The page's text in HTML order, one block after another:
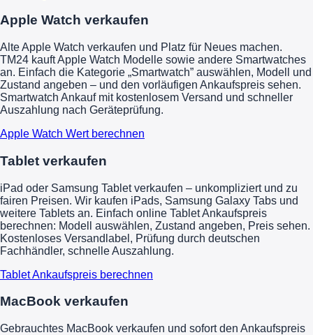
Apple Watch verkaufen
Alte Apple Watch verkaufen und Platz für Neues machen.
TM24 kauft Apple Watch Modelle sowie andere Smartwatches
an. Einfach die Kategorie „Smartwatch” auswählen, Modell und
Zustand angeben – und den vorläufigen Ankaufspreis sehen.
Smartwatch Ankauf mit kostenlosem Versand und schneller
Auszahlung nach Geräteprüfung.
Apple Watch Wert berechnen
Tablet verkaufen
iPad oder Samsung Tablet verkaufen – unkompliziert und zu
fairen Preisen. Wir kaufen iPads, Samsung Galaxy Tabs und
weitere Tablets an. Einfach online Tablet Ankaufspreis
berechnen: Modell auswählen, Zustand angeben, Preis sehen.
Kostenloses Versandlabel, Prüfung durch deutschen
Fachhändler, schnelle Auszahlung.
Tablet Ankaufspreis berechnen
MacBook verkaufen
Gebrauchtes MacBook verkaufen und sofort den Ankaufspreis